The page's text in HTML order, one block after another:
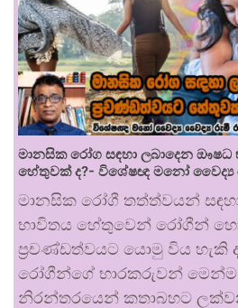
මානසික රෝග සඳහා ලබාදෙන ඖෂධ
හේතුවක් ද?- විශේෂඥ මනෝ
මානසික රෝගී තත්ත්වයන්
භාවිතය හේතුවෙන් රෝගීන් හෝ
ප්‍රචණ්ඩත්වයට යොමු විය හැකි
රෝගීන්ගේ භාරකරුවන් මෙන්ම
නිරන්තරයෙන් කතාබහට